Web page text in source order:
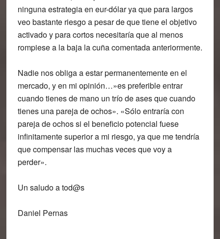
ninguna estrategia en eur-dólar ya que para largos
veo bastante riesgo a pesar de que tiene el objetivo
activado y para cortos necesitaría que al menos
rompiese a la baja la cuña comentada anteriormente.
Nadie nos obliga a estar permanentemente en el
mercado, y en mi opinión…»es preferible entrar
cuando tienes de mano un trío de ases que cuando
tienes una pareja de ochos». «Sólo entraría con
pareja de ochos si el beneficio potencial fuese
infinitamente superior a mi riesgo, ya que me tendría
que compensar las muchas veces que voy a
perder».
Un saludo a tod@s
Daniel Pernas